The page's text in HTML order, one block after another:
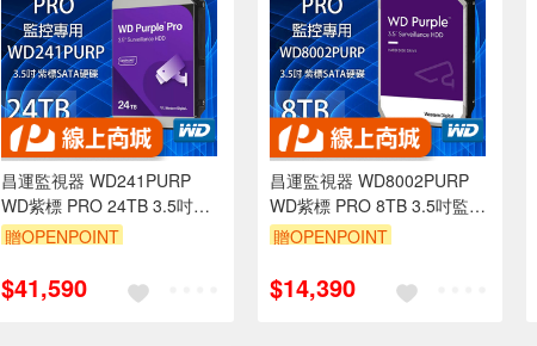
昌運監視器 WD241PURP
WD紫標 PRO 24TB 3.5吋監
控專用(系統)硬碟
贈OPENPOINT
$41,590
昌運監視器 WD8002PURP
WD紫標 PRO 8TB 3.5吋監控
專用(系統)硬碟
贈OPENPOINT
$14,390